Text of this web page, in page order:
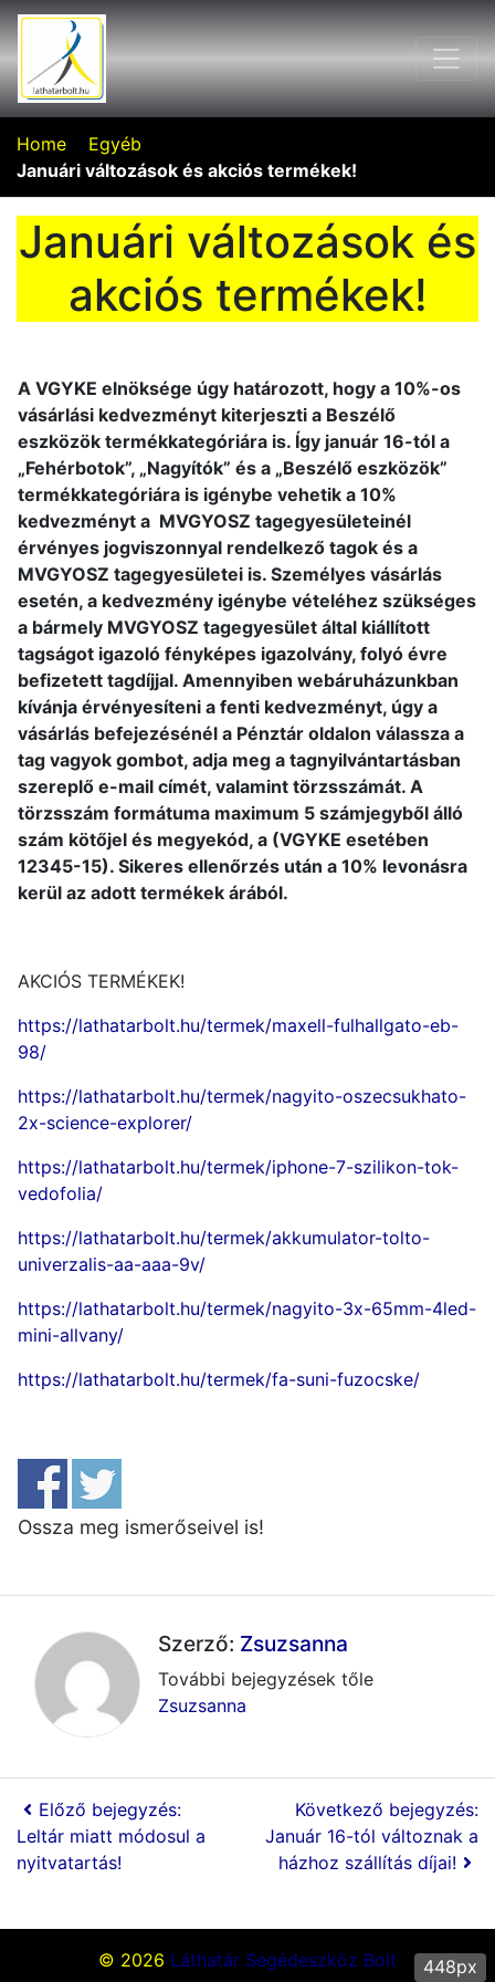
Home
Egyéb
Januári változások és akciós termékek!
Januári változások és
akciós termékek!
A VGYKE elnöksége úgy határozott, hogy a 10%-os
vásárlási kedvezményt kiterjeszti a Beszélő
eszközök termékkategóriára is. Így január 16-tól a
„Fehérbotok”, „Nagyítók” és a „Beszélő eszközök”
termékkategóriára is igénybe vehetik a 10%
kedvezményt a MVGYOSZ tagegyesületeinél
érvényes jogviszonnyal rendelkező tagok és a
MVGYOSZ tagegyesületei is. Személyes vásárlás
esetén, a kedvezmény igénybe vételéhez szükséges
a bármely MVGYOSZ tagegyesület által kiállított
tagságot igazoló fényképes igazolvány, folyó évre
befizetett tagdíjjal. Amennyiben webáruházunkban
kívánja érvényesíteni a fenti kedvezményt, úgy a
vásárlás befejezésénél a Pénztár oldalon válassza a
tag vagyok gombot, adja meg a tagnyilvántartásban
szereplő e-mail címét, valamint törzsszámát. A
törzsszám formátuma maximum 5 számjegyből álló
szám kötőjel és megyekód, a (VGYKE esetében
12345-15). Sikeres ellenőrzés után a 10% levonásra
kerül az adott termékek árából.
AKCIÓS TERMÉKEK!
https://lathatarbolt.hu/termek/maxell-fulhallgato-eb-
98/
https://lathatarbolt.hu/termek/nagyito-oszecsukhato-
2x-science-explorer/
https://lathatarbolt.hu/termek/iphone-7-szilikon-tok-
vedofolia/
https://lathatarbolt.hu/termek/akkumulator-tolto-
univerzalis-aa-aaa-9v/
https://lathatarbolt.hu/termek/nagyito-3x-65mm-4led-
mini-allvany/
https://lathatarbolt.hu/termek/fa-suni-fuzocske/
Ossza meg ismerőseivel is!
Szerző: Zsuzsanna
További bejegyzések tőle
Zsuzsanna
Előző bejegyzés:
Leltár miatt módosul a
nyitvatartás!
Következő bejegyzés:
Január 16-tól változnak a
házhoz szállítás díjai!
© 2026 Láthatár Segédeszköz Bolt 448px